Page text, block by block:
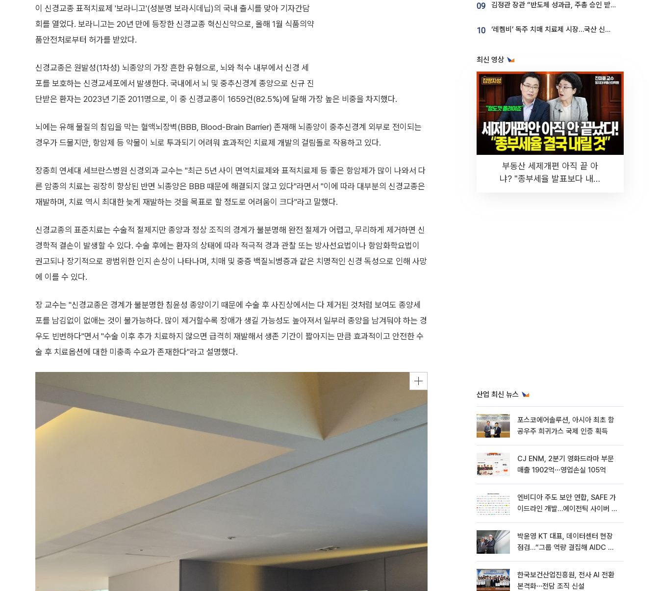
이 신경교종 표적치료제 '보라니고'(성분명 보라시데닙)의 국내 출시를 맞아 기자간담
회를 열었다. 보라니고는 20년 만에 등장한 신경교종 혁신신약으로, 올해 1월 식품의약
품안전처로부터 허가를 받았다.
신경교종은 원발성(1차성) 뇌종양의 가장 흔한 유형으로, 뇌와 척수 내부에서 신경 세
포를 보호하는 신경교세포에서 발생한다. 국내에서 뇌 및 중추신경계 종양으로 신규 진
단받은 환자는 2023년 기준 2011명으로, 이 중 신경교종이 1659건(82.5%)에 달해 가장 높은 비중을 차지했다.
뇌에는 유해 물질의 침입을 막는 혈액뇌장벽(BBB, Blood-Brain Barrier) 존재해 뇌종양이 중추신경계 외부로 전이되는
경우가 드물지만, 항암제 등 약물이 뇌로 투과되기 어려워 효과적인 치료제 개발의 걸림돌로 작용하고 있다.
장종희 연세대 세브란스병원 신경외과 교수는 "최근 5년 사이 면역치료제와 표적치료제 등 좋은 항암제가 많이 나와서 다
른 암종의 치료는 굉장히 향상된 반면 뇌종양은 BBB 때문에 해결되지 않고 있다"라면서 "이에 따라 대부분의 신경교종은
재발하며, 치료 역시 최대한 늦게 재발하는 것을 목표로 할 정도로 어려움이 크다"라고 말했다.
신경교종의 표준치료는 수술적 절제지만 종양과 정상 조직의 경계가 불분명해 완전 절제가 어렵고, 무리하게 제거하면 신
경학적 결손이 발생할 수 있다. 수술 후에는 환자의 상태에 따라 적극적 경과 관찰 또는 방사선요법이나 항암화학요법이
권고되나 장기적으로 광범위한 인지 손상이 나타나며, 치매 및 중증 백질뇌병증과 같은 치명적인 신경 독성으로 인해 사망
에 이를 수 있다.
장 교수는 "신경교종은 경계가 불분명한 침윤성 종양이기 때문에 수술 후 사진상에서는 다 제거된 것처럼 보여도 종양세
포를 남김없이 없애는 것이 불가능하다. 많이 제거할수록 장애가 생길 가능성도 높아져서 일부러 종양을 남겨둬야 하는 경
우도 빈번하다"면서 "수술 이후 추가 치료하지 않으면 급격히 재발해서 생존 기간이 짧아지는 만큼 효과적이고 안전한 수
술 후 치료옵션에 대한 미충족 수요가 존재한다"라고 설명했다.
09 김정관 장관 “반도체 성과급, 주총 승인 받도록”…상법·자본시장법 개정 시사
10 ‘레켐비’ 독주 치매 치료제 시장…국산 신약 등장하나
최신 영상
부동산 세제개편 아직 끝 아
냐? "종부세율 발표보다 내릴
산업 최신 뉴스
포스코에어솔루션, 아시아 최초 항
공우주 희귀가스 국제 인증 획득
CJ ENM, 2분기 영화드라마 부문
매출 1902억⋯영업손실 105억
엔비디아 주도 보안 연합, SAFE 가
이드라인 개발…에이전틱 사이버 보
박윤영 KT 대표, 데이터센터 현장
점검…“그룹 역량 결집해 AIDC 경
한국보건산업진흥원, 전사 AI 전환
본격화⋯전담 조직 신설